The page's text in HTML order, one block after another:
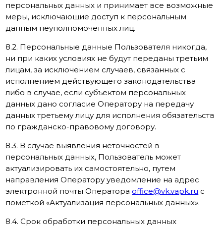
персональных данных и принимает все возможные
меры, исключающие доступ к персональным
данным неуполномоченных лиц.
8.2. Персональные данные Пользователя никогда,
ни при каких условиях не будут переданы третьим
лицам, за исключением случаев, связанных с
исполнением действующего законодательства
либо в случае, если субъектом персональных
данных дано согласие Оператору на передачу
данных третьему лицу для исполнения обязательств
по гражданско-правовому договору.
8.3. В случае выявления неточностей в
персональных данных, Пользователь может
актуализировать их самостоятельно, путем
направления Оператору уведомление на адрес
электронной почты Оператора office@vk.vapk.ru с
пометкой «Актуализация персональных данных».
8.4. Срок обработки персональных данных